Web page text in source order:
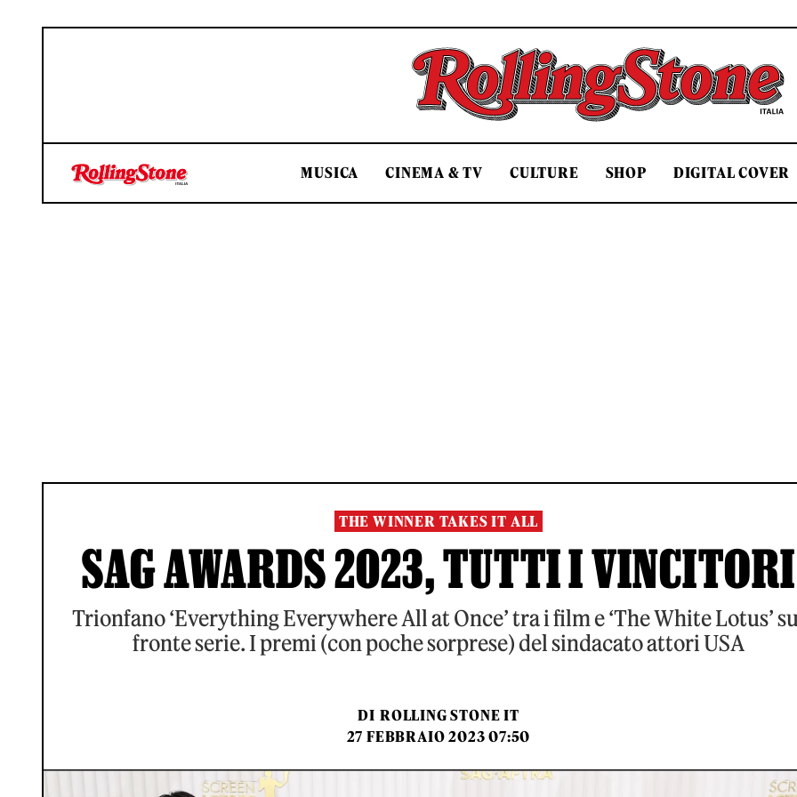
Rolling Stone Italia
MUSICA CINEMA & TV CULTURE SHOP DIGITAL COVER
THE WINNER TAKES IT ALL
SAG AWARDS 2023, TUTTI I VINCITORI
Trionfano ‘Everything Everywhere All at Once’ tra i film e ‘The White Lotus’
fronte serie. I premi (con poche sorprese) del sindacato attori USA
DI ROLLING STONE IT
27 FEBBRAIO 2023 07:50